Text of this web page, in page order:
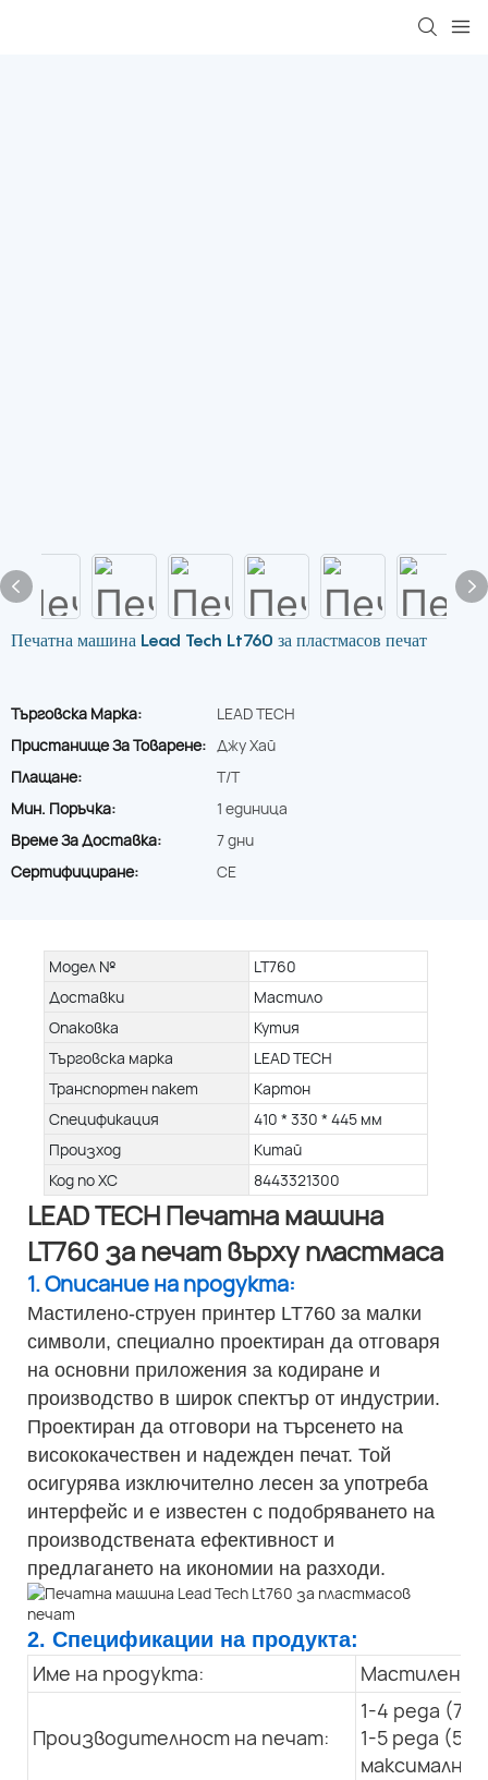
Печатна машина Lead Tech Lt760 за пластмасов печат
Търговска Марка:
LEAD TECH
Пристанище За Товарене: Джу Хай
Плащане:
T/T
Мин. Поръчка:
1 единица
Време За Доставка:
7 дни
Сертифициране:
CE
Модел №
LT760
Доставки
Мастило
Опаковка
Кутия
Търговска марка
LEAD TECH
Транспортен пакет
Картон
Спецификация
410 * 330 * 445 мм
Произход
Китай
Код по ХС
8443321300
LEAD TECH Печатна машина
LT760 за печат върху пластмаса
1. Описание на продукта:
Мастилено-струен принтер LT760 за малки
символи, специално проектиран да отговаря
на основни приложения за кодиране и
производство в широк спектър от индустрии.
Проектиран да отговори на търсенето на
висококачествен и надежден печат. Той
осигурява изключително лесен за употреба
интерфейс и е известен с подобряването на
производствената ефективност и
предлагането на икономии на разходи.
2. Спецификации на продукта:
Име на продукта: Мастилено-
Производителност на печат:
1-4 реда
1-5 реда
максимална